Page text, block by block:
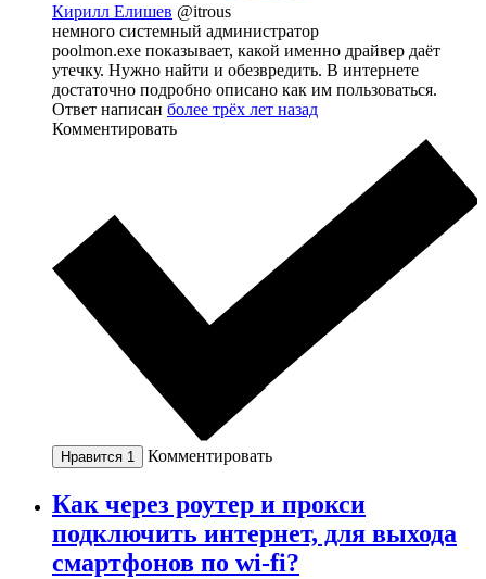
Кирилл Елишев @itrous
немного системный администратор
poolmon.exe показывает, какой именно драйвер даёт
утечку. Нужно найти и обезвредить. В интернете
достаточно подробно описано как им пользоваться.
Ответ написан более трёх лет назад
Комментировать
Нравится 1 Комментировать
Как через роутер и прокси
подключить интернет, для выхода
смартфонов по wi-fi?